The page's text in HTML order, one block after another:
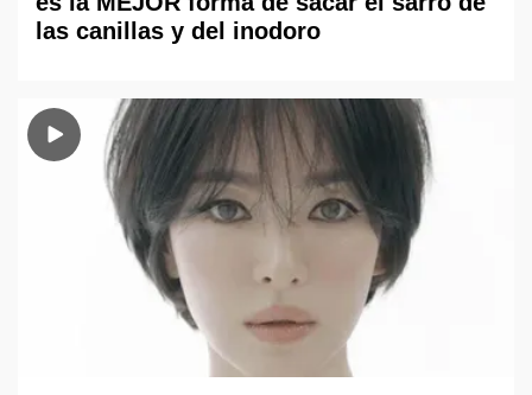
las canillas y del inodoro